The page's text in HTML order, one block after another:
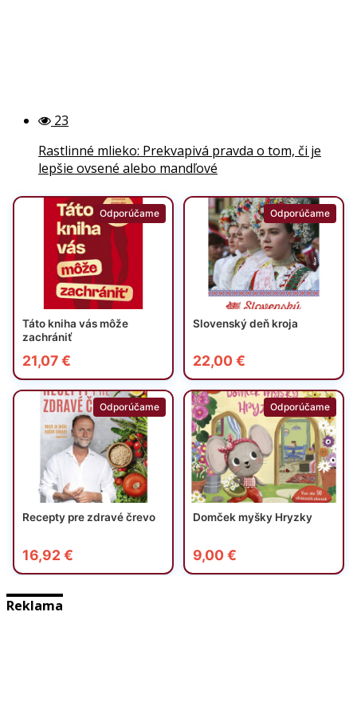
23
Rastlinné mlieko: Prekvapivá pravda o tom, či je
lepšie ovsené alebo mandľové
Reklama